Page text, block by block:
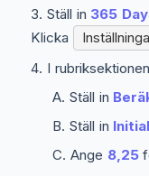
Ställ in 365
Klicka
I
Ställ in
Ställ in
Ange 8,25